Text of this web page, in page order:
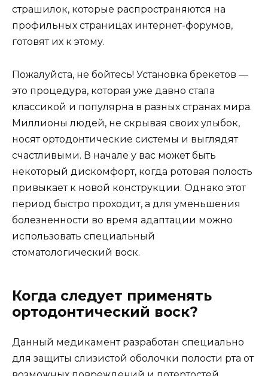
страшилок, которые распространяются на
профильных страницах интернет-форумов,
готовят их к этому.
Пожалуйста, не бойтесь! Установка брекетов —
это процедура, которая уже давно стала
классикой и популярна в разных странах мира.
Миллионы людей, не скрывая своих улыбок,
носят ортодонтические системы и выглядят
счастливыми. В начале у вас может быть
некоторый дискомфорт, когда ротовая полость
привыкает к новой конструкции. Однако этот
период быстро проходит, а для уменьшения
болезненности во время адаптации можно
использовать специальный
стоматологический воск.
Когда следует применять
ортодонтический воск?
Данный медикамент разработан специально
для защиты слизистой оболочки полости рта от